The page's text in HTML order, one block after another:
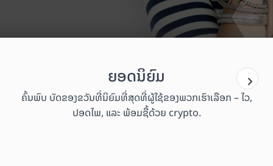
ຍອດນິຍົມ
ຄົ້ນພົບ ບັດຂອງຂວັນທີ່ນິຍົມທີ່ສຸດທີ່ຜູ້ໃຊ້ຂອງພວກເຮົາເລືອກ – ໄວ,
ປອດໄພ, ແລະ ພ້ອມຊື້ດ້ວຍ crypto.